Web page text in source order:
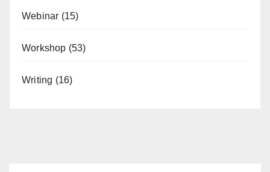
Webinar (15)
Workshop (53)
Writing (16)